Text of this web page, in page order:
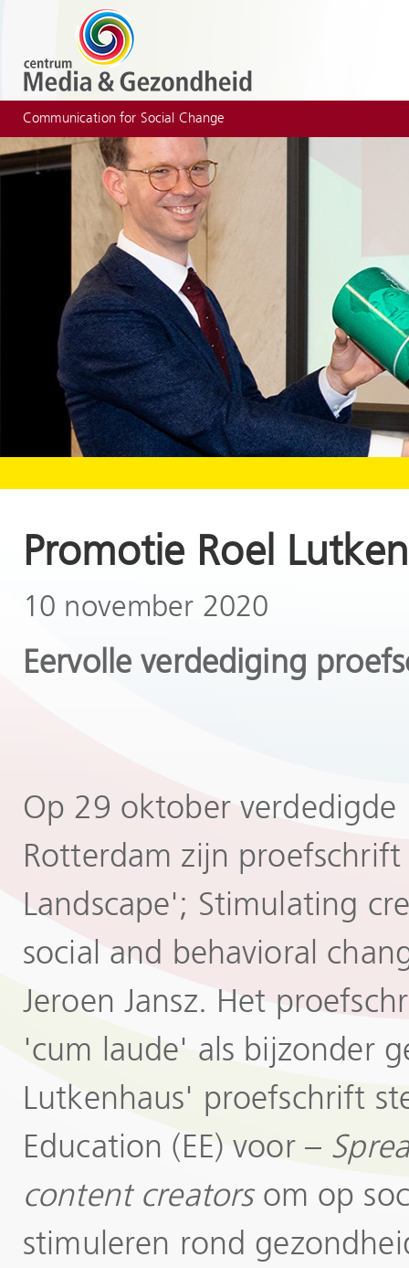
Communication for Social Change
Promotie Roel
10 november 2020
Eervolle verdediging
Op 29 oktober verdedigde
Rotterdam zijn
Landscape'; Stimulating
social and behavioral
Jeroen Jansz. Het
'cum laude' als bijzonder
Lutkenhaus' proefschrift
Education (EE) voor –
content creatorsom op
stimuleren rond